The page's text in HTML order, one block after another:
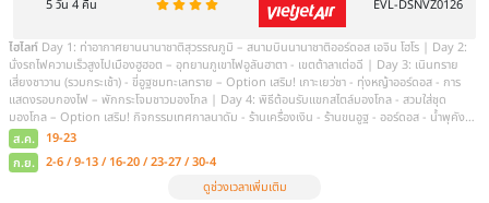
6 วัน 5 คืน
โรงแรม
ไฮไลท์สนามบินสุวรรณภูมิㆍสนามบินสนามบินออร์ดอส เอจิน โฮโรㆍเมื
ลันดา (รวมรถแบตเตอรี่) ㆍ เขตฉาหยูโฮ่วฉี ㆍงานเลี้ยงรอบกองไฟสไ
ต้าเจาㆍถนนคนเดินไซ่ซาง ㆍ เมืองต้าลาฉีㆍเมืองต้าลาฉี ㆍศูนย์ผลิต
เสี่ยงซาวามㆍขี่อูฐตะลุยทะเลทราย ㆍอิสระกิจกรรม ณ ทะเลทราย| เลือ